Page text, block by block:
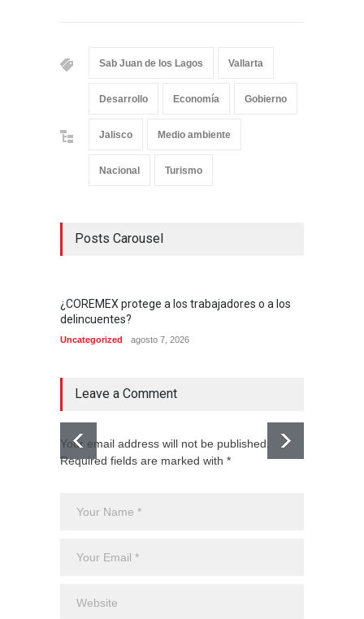
Sab Juan de los Lagos Vallarta
Desarrollo Economía Gobierno
Jalisco Medio ambiente
Nacional Turismo
Posts Carousel
¿COREMEX protege a los trabajadores o a los
delincuentes?
Uncategorized agosto 7, 2026
Leave a Comment
Your email address will not be published.
Required fields are marked with *